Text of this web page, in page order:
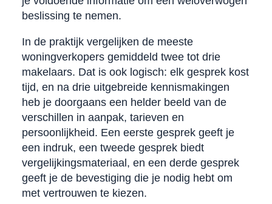
beslissing te nemen.
In de praktijk vergelijken de meeste
woningverkopers gemiddeld twee tot drie
makelaars. Dat is ook logisch: elk gesprek kost
tijd, en na drie uitgebreide kennismakingen
heb je doorgaans een helder beeld van de
verschillen in aanpak, tarieven en
persoonlijkheid. Een eerste gesprek geeft je
een indruk, een tweede gesprek biedt
vergelijkingsmateriaal, en een derde gesprek
geeft je de bevestiging die je nodig hebt om
met vertrouwen te kiezen.